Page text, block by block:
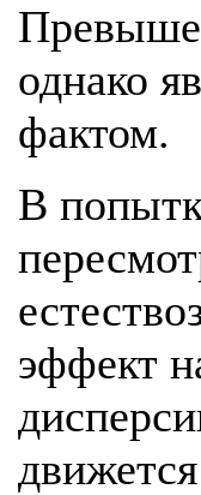
однако
фактом.
В
эффект